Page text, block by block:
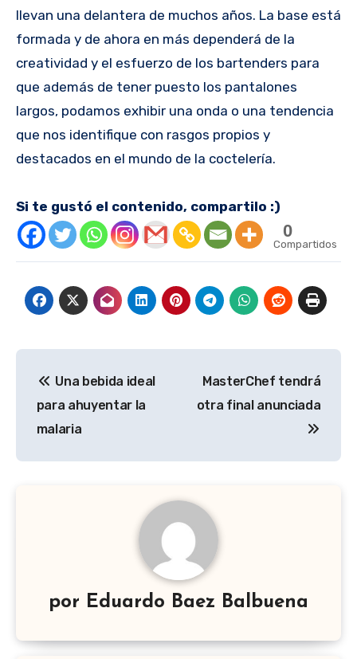
llevan una delantera de muchos años. La base está
formada y de ahora en más dependerá de la
creatividad y el esfuerzo de los bartenders para
que además de tener puesto los pantalones
largos, podamos exhibir una onda o una tendencia
que nos identifique con rasgos propios y
destacados en el mundo de la coctelería.
Si te gustó el contenido, compartilo :)
0
Compartidos
de
entradas
Una bebida ideal
para ahuyentar la
malaria
MasterChef tendrá
otra final anunciada
por Eduardo Baez Balbuena